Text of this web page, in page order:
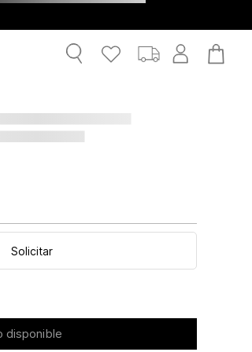
Solicitar
disponible